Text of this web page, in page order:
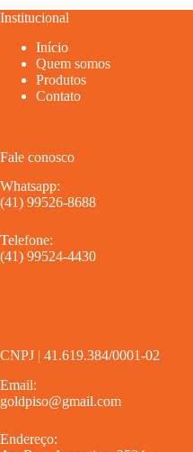
Institucional
Início
Quem somos
Produtos
Contato
Fale conosco
Whatsapp:
(41) 99526-8688
Telefone:
(41) 99524-4430
CNPJ | 41.619.384/0001-02
Email:
goldpiso@gmail.com
Endereço: